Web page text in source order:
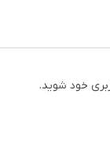
خود شوید.